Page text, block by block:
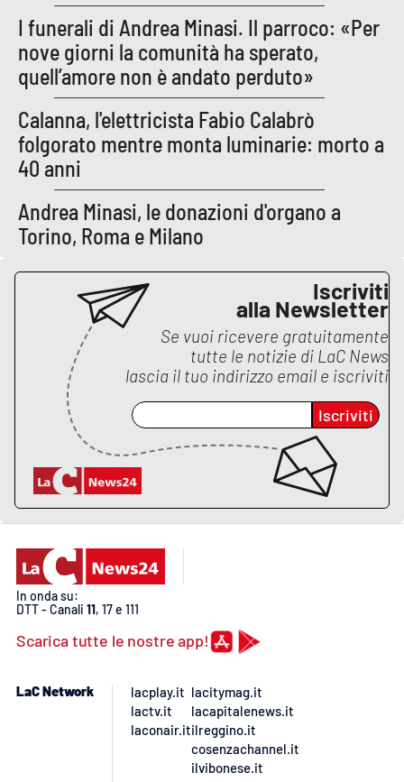
APP
Android
Apple
I funerali di Andrea Minasi. Il parroco: «Per
nove giorni la comunità ha sperato,
quell’amore non è andato perduto»
Calanna, l'elettricista Fabio Calabrò
folgorato mentre monta luminarie: morto a
40 anni
Andrea Minasi, le donazioni d'organo a
Torino, Roma e Milano
Iscriviti
alla Newsletter
Se vuoi ricevere gratuitamente
tutte le notizie di LaC News
lascia il tuo indirizzo email e iscriviti
Iscriviti
In onda su:
DTT - Canali 11, 17 e 111
Scarica tutte le nostre app!
LaC Network
lacplay.it
lactv.it
laconair.it
lacitymag.it
lacapitalenews.it
ilreggino.it
cosenzachannel.it
ilvibonese.it